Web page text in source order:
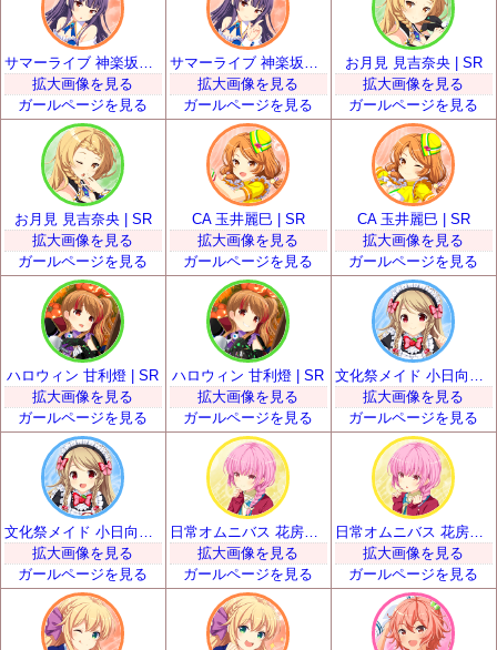
拡大画像を見る
ガールページを見る
拡大画像を見る
ガールページを見る
お月見 見吉奈央 | SR
拡大画像を見る
ガールページを見る
お月見 見吉奈央 | SR
拡大画像を見る
ガールページを見る
CA 玉井麗巳 | SR
拡大画像を見る
ガールページを見る
CA 玉井麗巳 | SR
拡大画像を見る
ガールページを見る
ハロウィン 甘利燈 | SR
拡大画像を見る
ガールページを見る
ハロウィン 甘利燈 | SR
拡大画像を見る
ガールページを見る
拡大画像を見る
ガールページを見る
拡大画像を見る
ガールページを見る
日常オムニバス 花房優輝 | SR
拡大画像を見る
ガールページを見る
日常オムニバス 花房優輝 | SR
拡大画像を見る
ガールページを見る